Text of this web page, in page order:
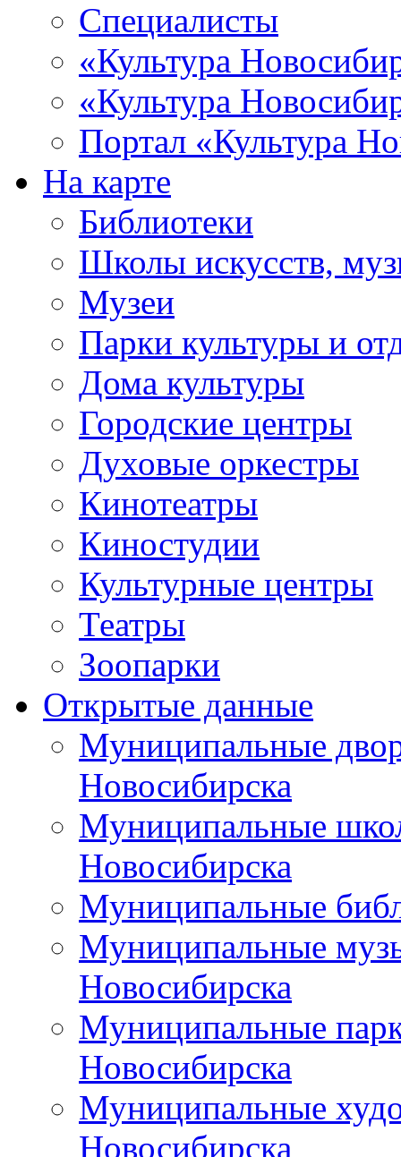
Специалисты
«Культура
«Культура
Портал «Культура
На карте
Библиотеки
Школы искусств,
Музеи
Парки культуры и
Дома культуры
Городские центры
Духовые оркестры
Кинотеатры
Киностудии
Культурные центры
Театры
Зоопарки
Открытые данные
Муниципальные
Новосибирска
Муниципальные
Новосибирска
Муниципальные
Муниципальные
Новосибирска
Муниципальные
Новосибирска
Муниципальные
Новосибирска